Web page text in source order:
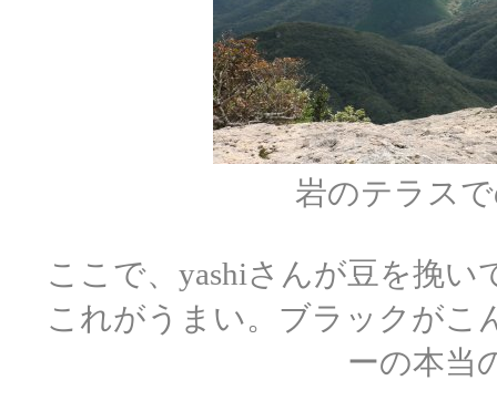
岩のテラス
ここで、yashiさんが豆を挽
これがうまい。ブラックがこ
ーの本当